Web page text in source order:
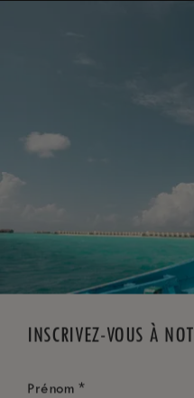
and make your visit
INSCRIVEZ-VOUS À
Prénom*